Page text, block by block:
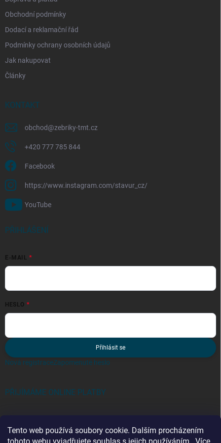
Tento web používá soubory cookie. Dalším procházením
Obchodní podmínky
Dodací a reklamační řád
Podmínky ochrany osobních údajů
Jak nakupovat
Články
KONTAKT
obchod@zebriky-tmt.cz
+420 777 785 844
Facebook
https://www.instagram.com/stavur_cz/
YouTube
PŘIHLÁŠENÍ
E-MAIL
HESLO
Přihlásit se
Nová registraceZapomenuté heslo
PŘIJÍMÁME ONLINE PLATBY